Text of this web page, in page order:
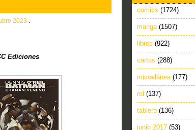
2023
Ediciones
comics (1724)
manga (1507)
libros (922)
cartas (288)
miscelánea (177)
rol (137)
tablero (136)
junio 2017 (53)